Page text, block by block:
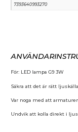
7393640993270
För: LED lampa G9 3W
Säkra att det är rätt
Var noga med att
Undvik att kolla direkt i